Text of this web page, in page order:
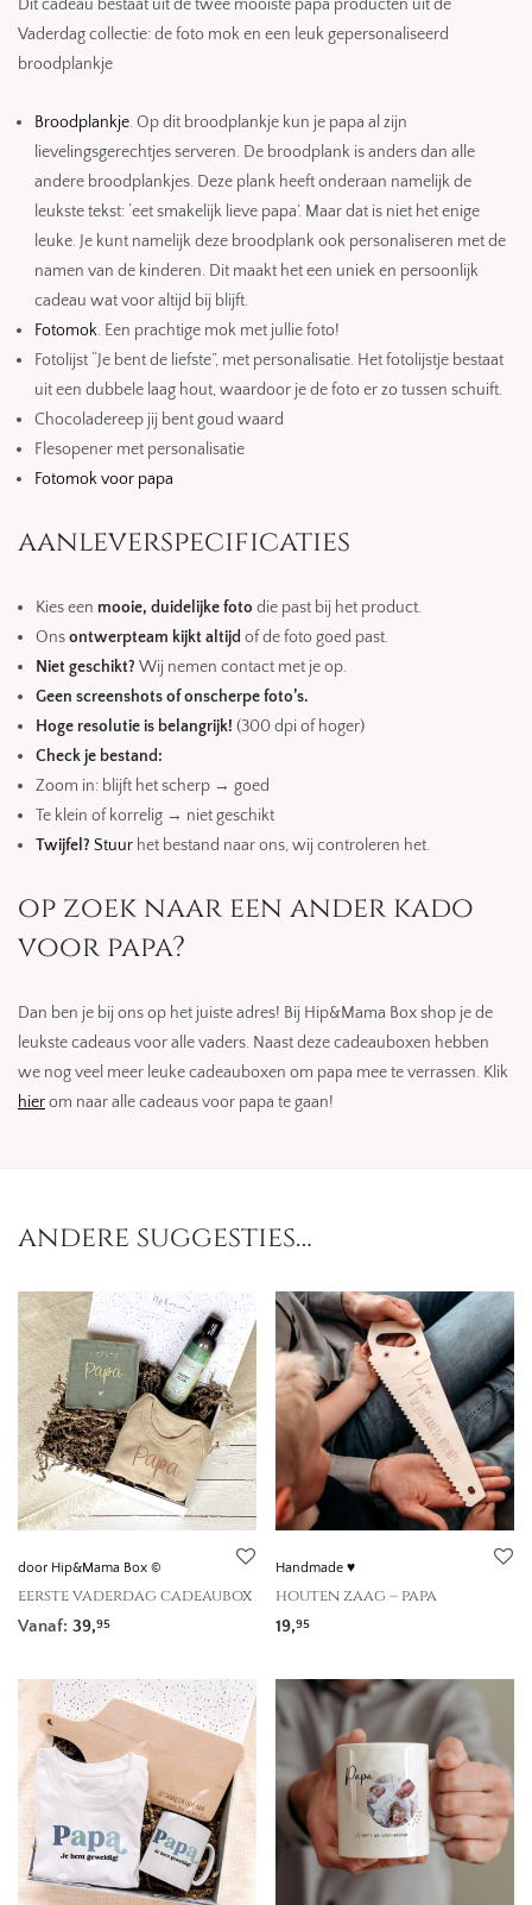
Dit cadeau bestaat uit de twee mooiste papa producten uit de
Vaderdag collectie: de foto mok en een leuk gepersonaliseerd
broodplankje
Broodplankje. Op dit broodplankje kun je papa al zijn
lievelingsgerechtjes serveren. De broodplank is anders dan alle
andere broodplankjes. Deze plank heeft onderaan namelijk de
leukste tekst: ‘eet smakelijk lieve papa’. Maar dat is niet het enige
leuke. Je kunt namelijk deze broodplank ook personaliseren met de
namen van de kinderen. Dit maakt het een uniek en persoonlijk
cadeau wat voor altijd bij blijft.
Fotomok. Een prachtige mok met jullie foto!
Fotolijst “Je bent de liefste”, met personalisatie. Het fotolijstje bestaat
uit een dubbele laag hout, waardoor je de foto er zo tussen schuift.
Chocoladereep jij bent goud waard
Flesopener met personalisatie
Fotomok voor papa
aanleverspecificaties
Kies een mooie, duidelijke foto die past bij het product.
Onsontwerpteam kijkt altijd of de foto goed past.
Niet geschikt? Wij nemen contact met je op.
Geen screenshots of onscherpe foto’s.
Hoge resolutie is belangrijk! (300 dpi of hoger)
Check je bestand:
Zoom in: blijft het scherp → goed
Te klein of korrelig → niet geschikt
Twijfel? Stuur het bestand naar ons, wij controleren het.
op zoek naar een ander kado
voor papa?
Dan ben je bij ons op het juiste adres! Bij Hip&Mama Box shop je de
leukste cadeaus voor alle vaders. Naast deze cadeauboxen hebben
we nog veel meer leuke cadeauboxen om papa mee te verrassen. Klik
hierom naar alle cadeaus voor papa te gaan!
andere suggesties…
door Hip&Mama Box ©
eerste vaderdag cadeaubox
Vanaf: 39,95
Handmade ♥
houten zaag – papa
19,95